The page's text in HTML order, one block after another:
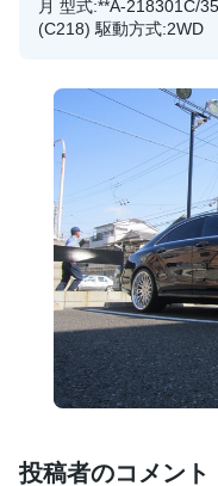
月 型式:**A-218301C/
(C218) 駆動方式:2WD
投稿者のコメント